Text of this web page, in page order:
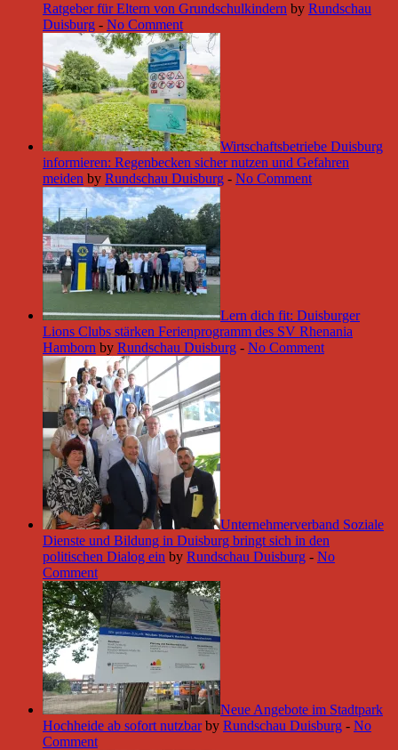
Ratgeber für Eltern von Grundschulkindern by Rundschau
Duisburg - No Comment
Wirtschaftsbetriebe Duisburg
informieren: Regenbecken sicher nutzen und Gefahren
meiden by Rundschau Duisburg - No Comment
Lern dich fit: Duisburger
Lions Clubs stärken Ferienprogramm des SV Rhenania
Hamborn by Rundschau Duisburg - No Comment
Unternehmerverband Soziale
Dienste und Bildung in Duisburg bringt sich in den
politischen Dialog ein by Rundschau Duisburg - No
Comment
Neue Angebote im Stadtpark
Hochheide ab sofort nutzbar by Rundschau Duisburg - No
Comment